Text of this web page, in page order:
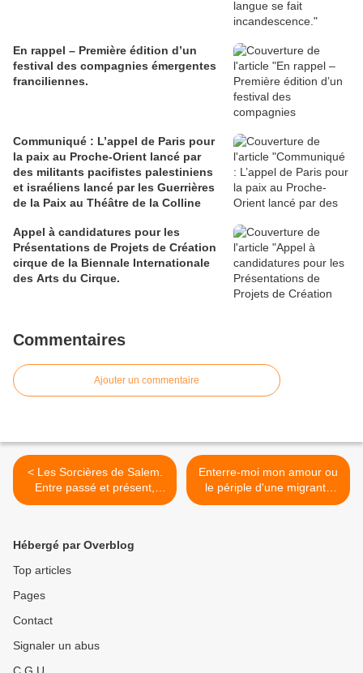
En rappel – Première édition d’un
festival des compagnies émergentes
franciliennes.
Communiqué : L’appel de Paris pour
la paix au Proche-Orient lancé par
des militants pacifistes palestiniens
et israéliens lancé par les Guerrières
de la Paix au Théâtre de la Colline
Appel à candidatures pour les
Présentations de Projets de Création
cirque de la Biennale Internationale
des Arts du Cirque.
Commentaires
Ajouter un commentaire
< Les Sorcières de Salem.
Entre passé et présent,
réalité et illusion, une fiction
Enterre-moi mon amour ou
le périple d'une migrante
syrienne raconté par son fil
Hébergé par Overblog
Top articles
Pages
Contact
Signaler un abus